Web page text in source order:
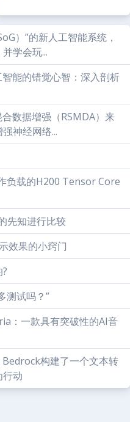
）”的新人工智能系统，
学会玩...
能的错觉心智：深入剖析
数据增强（RSMDA）来
神经网络...
负载的H200 Tensor Core
先知进行比较
效果的小窍门
测试吗？”
：一款具有突破性的AI音
构建了一个文本转
动